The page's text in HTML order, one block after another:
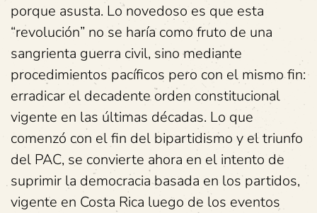
porque asusta. Lo novedoso es que esta
“revolución” no se haría como fruto de una
sangrienta guerra civil, sino mediante
procedimientos pacíficos pero con el mismo fin:
erradicar el decadente orden constitucional
vigente en las últimas décadas. Lo que
comenzó con el fin del bipartidismo y el triunfo
del PAC, se convierte ahora en el intento de
suprimir la democracia basada en los partidos,
vigente en Costa Rica luego de los eventos